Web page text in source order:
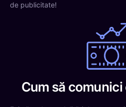
de publicitate!
Cum să